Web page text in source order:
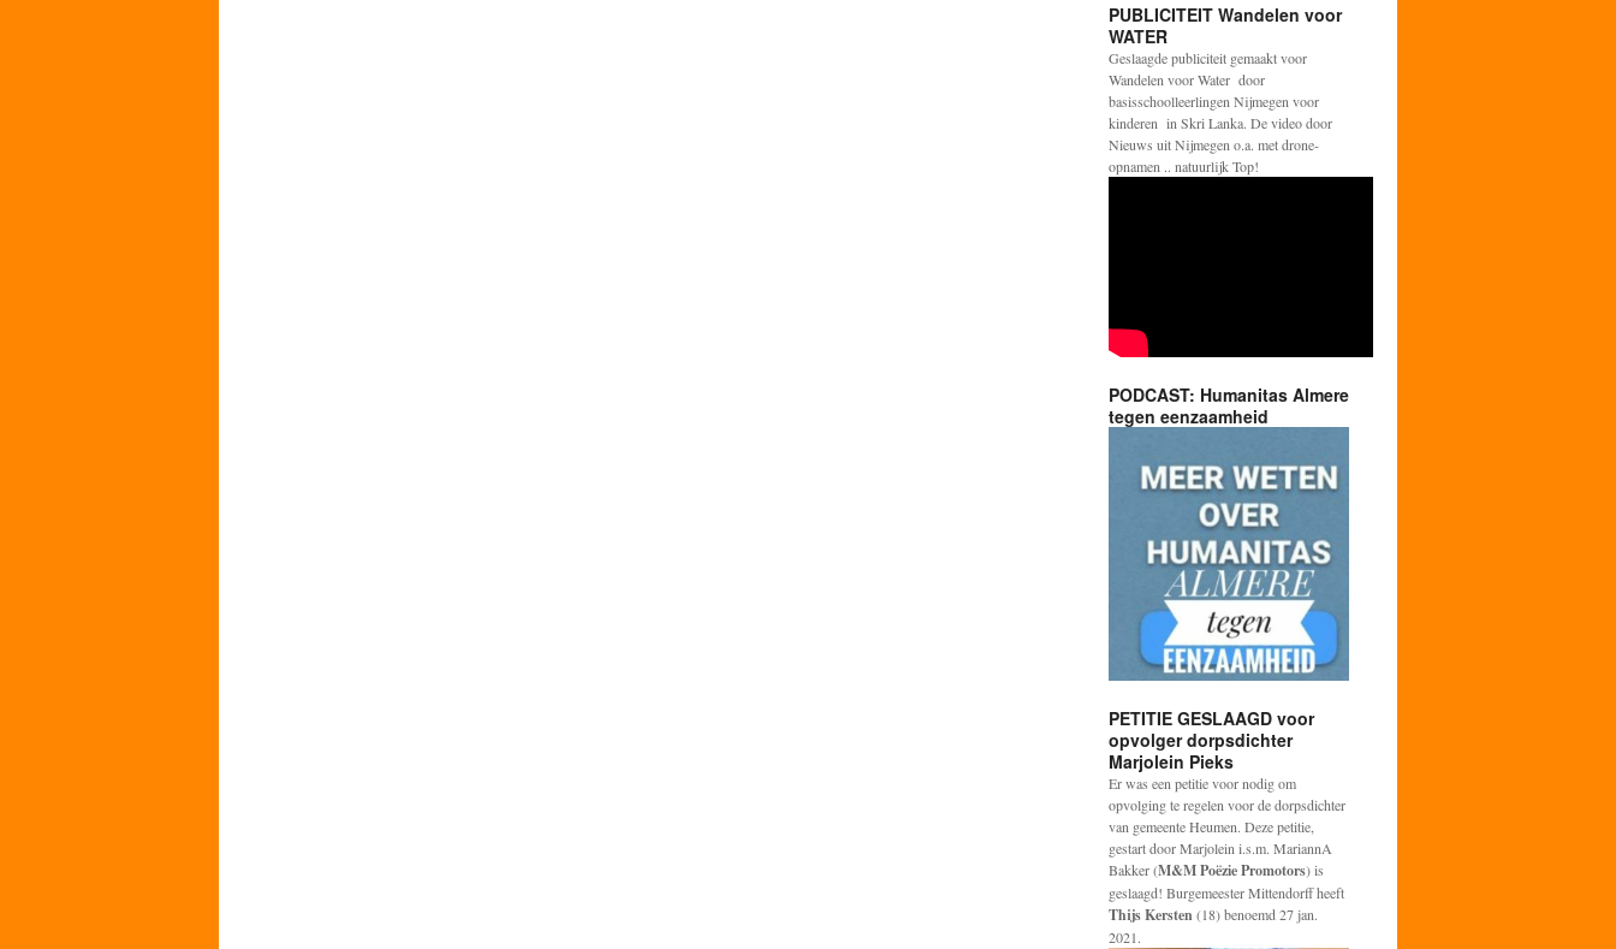
PUBLICITEIT Wandelen voor
WATER
Geslaagde publiciteit gemaakt voor
Wandelen voor Water door
basisschoolleerlingen Nijmegen voor
kinderen in Skri Lanka. De video door
Nieuws uit Nijmegen o.a. met drone-
opnamen .. natuurlijk Top!
PODCAST: Humanitas Almere
tegen eenzaamheid
PETITIE GESLAAGD voor
opvolger dorpsdichter
Marjolein Pieks
Er was een petitie voor nodig om
opvolging te regelen voor de dorpsdichter
van gemeente Heumen. Deze petitie,
gestart door Marjolein i.s.m. MariannA
Bakker (M&M Poëzie Promotors) is
geslaagd! Burgemeester Mittendorff heeft
Thijs Kersten(18) benoemd 27 jan.
2021.